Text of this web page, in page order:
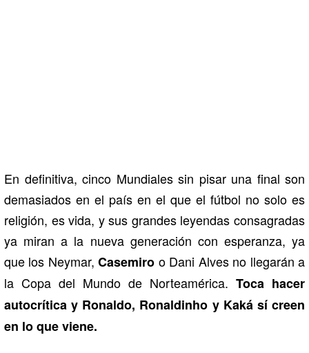
En definitiva, cinco Mundiales sin pisar una final son
demasiados en el país en el que el fútbol no solo es
religión, es vida, y sus grandes leyendas consagradas
ya miran a la nueva generación con esperanza, ya
que los Neymar,Casemiro o Dani Alves no llegarán a
la Copa del Mundo de Norteamérica. Toca hacer
autocrítica y Ronaldo, Ronaldinho y Kaká sí creen
en lo que viene.